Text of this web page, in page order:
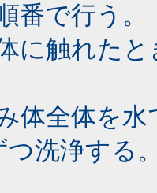
番で行う。
に触れた
体全体を
つ洗浄する